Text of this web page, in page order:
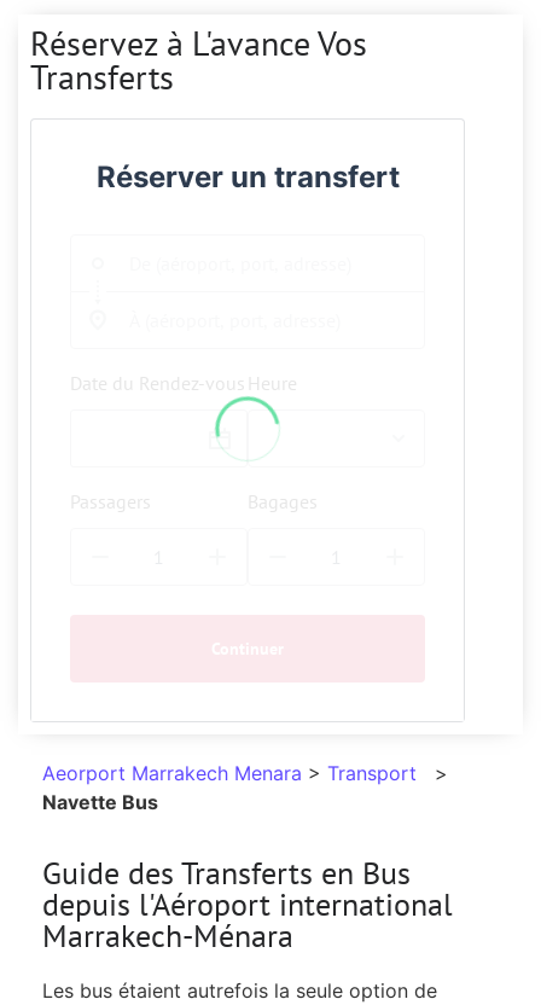
Réservez à L'avance Vos
Transferts
Réserver un transfert
Date du Rendez-vous Heure
Passagers Bagages
Aeorport Marrakech Menara > Transport >
Navette Bus
Guide des Transferts en Bus
depuis l'Aéroport international
Marrakech-Ménara
Les bus étaient autrefois la seule option de